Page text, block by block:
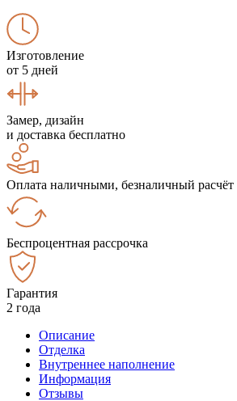
Изготовление
от 5 дней
Замер, дизайн
и доставка бесплатно
Оплата наличными, безналичный расчёт
Беспроцентная рассрочка
Гарантия
2 года
Описание
Отделка
Внутреннее наполнение
Информация
Отзывы